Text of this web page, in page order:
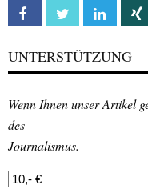
Facebook Twitter Linkedin
UNTERSTÜTZUNG
Wenn Ihnen unser Artikel
des
Journalismus.